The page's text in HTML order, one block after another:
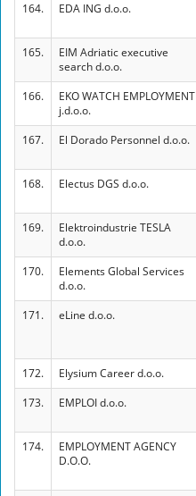
164.
EDA ING d.o.o.
165.
EIM Adriatic executive
search d.o.o.
166.
EKO WATCH EMPLOYMENT
j.d.o.o.
167.
El Dorado Personnel d.o.o.
168.
Electus DGS d.o.o.
169.
Elektroindustrie TESLA
d.o.o.
170.
Elements Global Services
d.o.o.
171.
eLine d.o.o.
172.
Elysium Career d.o.o.
173.
EMPLOI d.o.o.
174.
EMPLOYMENT AGENCY
D.O.O.